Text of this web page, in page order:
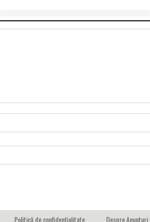
Politică de confidențialitate Despre